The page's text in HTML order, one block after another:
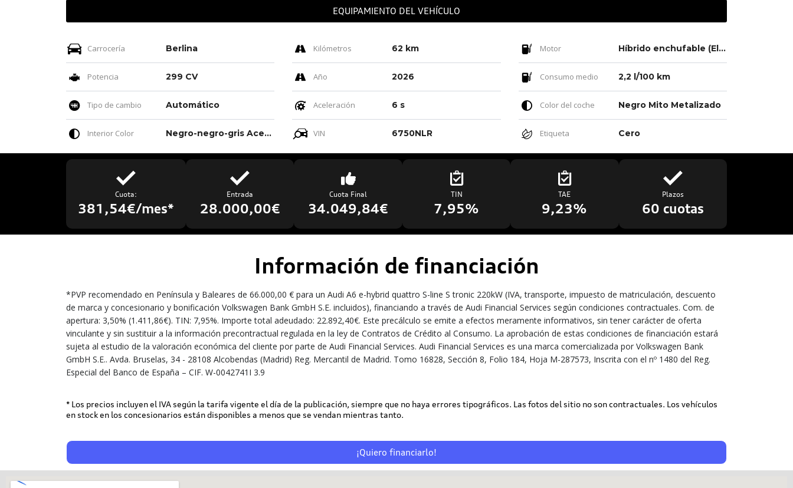
EQUIPAMIENTO DEL VEHÍCULO
Carrocería Berlina Kilómetros 62 km Motor Híbrido enchufable (Eléctrico/Gasolina)
Potencia 299 CV Año 2026 Consumo medio 2,2 l/100 km
Tipo de cambio Automático Aceleración 6 s Color del coche Negro Mito Metalizado
Interior Color Negro-negro-gris Acero/negro-negro/ Negro/gris Titanio VIN 6750NLR Etiqueta Cero
Cuota:
381,54€/mes*
Entrada
28.000,00€
Cuota Final
34.049,84€
TIN
7,95%
TAE
9,23%
Plazos
60 cuotas
Información de financiación
*PVP recomendado en Península y Baleares de 66.000,00 € para un Audi A6 e-hybrid quattro S-line S tronic 220kW (IVA, transporte, impuesto de matriculación, descuento
de marca y concesionario y bonificación Volkswagen Bank GmbH S.E. incluidos), financiando a través de Audi Financial Services según condiciones contractuales. Com. de
apertura: 3,50% (1.411,86€). TIN: 7,95%. Importe total adeudado: 22.892,40€. Este precálculo se emite a efectos meramente informativos, sin tener carácter de oferta
vinculante y sin sustituir a la información precontractual regulada en la ley de Contratos de Crédito al Consumo. La aprobación de estas condiciones de financiación estará
sujeta al estudio de la valoración económica del cliente por parte de Audi Financial Services. Audi Financial Services es una marca comercializada por Volkswagen Bank
GmbH S.E.. Avda. Bruselas, 34 - 28108 Alcobendas (Madrid) Reg. Mercantil de Madrid. Tomo 16828, Sección 8, Folio 184, Hoja M-287573, Inscrita con el nº 1480 del Reg.
Especial del Banco de España – CIF. W-0042741I 3.9
* Los precios incluyen el IVA según la tarifa vigente el día de la publicación, siempre que no haya errores tipográficos. Las fotos del sitio no son contractuales. Los vehículos
en stock en los concesionarios están disponibles a menos que se vendan mientras tanto.
¡Quiero financiarlo!